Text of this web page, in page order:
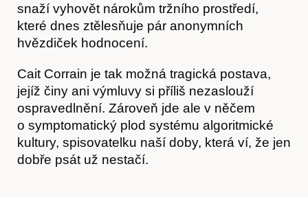
snaží vyhovět nárokům tržního prostředí,
které dnes ztělesňuje pár anonymních
hvězdiček hodnocení.
Cait Corrain je tak možná tragická postava,
jejíž činy ani výmluvy si příliš nezaslouží
ospravedlnění. Zároveň jde ale v něčem
o symptomatický plod systému algoritmické
kultury, spisovatelku naší doby, která ví, že jen
dobře psát už nestačí.